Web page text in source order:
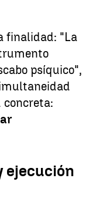
finalidad: "La
psíquico",
ejecución